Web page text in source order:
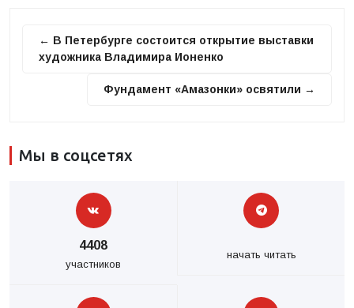
← В Петербурге состоится открытие выставки
художника Владимира Ионенко
Фундамент «Амазонки» освятили →
Мы в соцсетях
4408
участников
начать читать